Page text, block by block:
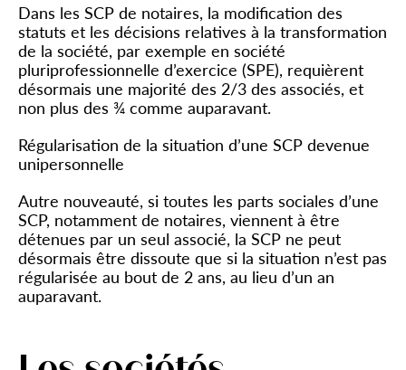
Dans les SCP de notaires, la modification des
statuts et les décisions relatives à la transformation
de la société, par exemple en société
pluriprofessionnelle d’exercice (SPE), requièrent
désormais une majorité des 2/3 des associés, et
non plus des ¾ comme auparavant.
Régularisation de la situation d’une SCP devenue
unipersonnelle
Autre nouveauté, si toutes les parts sociales d’une
SCP, notamment de notaires, viennent à être
détenues par un seul associé, la SCP ne peut
désormais être dissoute que si la situation n’est pas
régularisée au bout de 2 ans, au lieu d’un an
auparavant.